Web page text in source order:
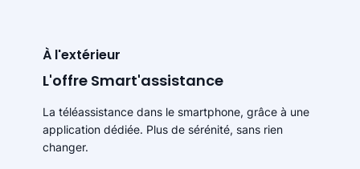
À l'extérieur
L'offre Smart'assistance
La téléassistance dans le smartphone, grâce à une
application dédiée. Plus de sérénité, sans rien
changer.